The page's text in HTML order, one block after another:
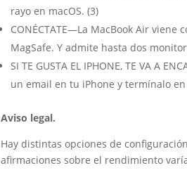
rayo en macOS. (3)
CONÉCTATE—La MacBook Air
MagSafe. Y admite hasta dos
SI TE GUSTA EL IPHONE, TE VA A
un email en tu iPhone y termínalo
Aviso legal.
Hay distintas opciones de
afirmaciones sobre el rendimiento